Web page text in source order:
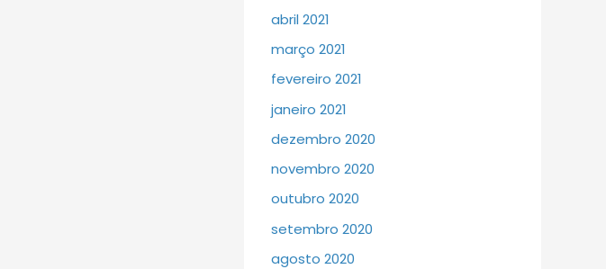
abril 2021
março 2021
fevereiro 2021
janeiro 2021
dezembro 2020
novembro 2020
outubro 2020
setembro 2020
agosto 2020